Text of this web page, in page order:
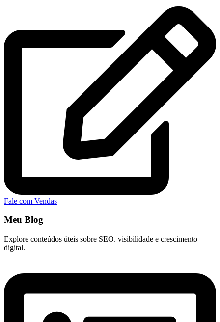
Fale com Vendas
Meu Blog
Explore conteúdos úteis sobre SEO, visibilidade e crescimento
digital.